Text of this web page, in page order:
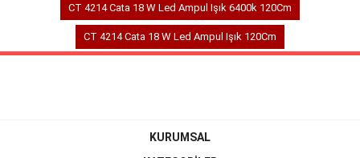
CT 4214 Cata 18 W Led Ampul Işık 6400k 120Cm
CT 4214 Cata 18 W Led Ampul Işık 120Cm
KURUMSAL